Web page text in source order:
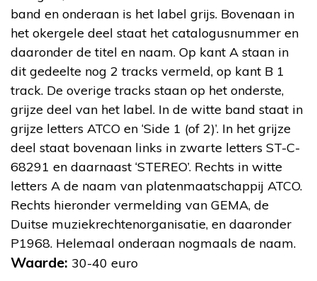
band en onderaan is het label grijs. Bovenaan in
het okergele deel staat het catalogusnummer en
daaronder de titel en naam. Op kant A staan in
dit gedeelte nog 2 tracks vermeld, op kant B 1
track. De overige tracks staan op het onderste,
grijze deel van het label. In de witte band staat in
grijze letters ATCO en ‘Side 1 (of 2)’. In het grijze
deel staat bovenaan links in zwarte letters ST-C-
68291 en daarnaast ‘STEREO’. Rechts in witte
letters A de naam van platenmaatschappij ATCO.
Rechts hieronder vermelding van GEMA, de
Duitse muziekrechtenorganisatie, en daaronder
P1968. Helemaal onderaan nogmaals de naam.
Waarde: 30-40 euro